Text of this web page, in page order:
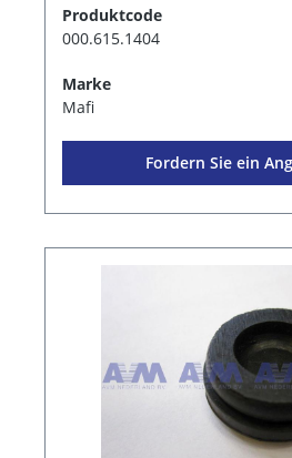
Produktcode
000.615.1404
Marke
Mafi
Fordern Sie ein